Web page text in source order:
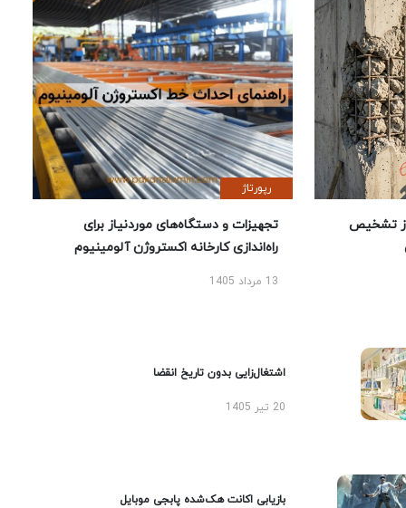
تشخیص
رپورتاژ
تجهیزات و دستگاه‌های موردنیاز برای
راه‌اندازی کارخانه اکستروژن آلومینیوم
13 مرداد 1405
اشتغال‌زایی بدون تاریخ انقضا
20 تیر 1405
بازیابی اکانت هک‌شده پابجی موبایل